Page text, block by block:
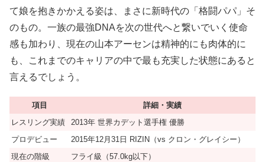
て娘を抱きかかえる姿は、まさに新時代の「格闘パパ」そ
のもの。一族の最強DNAを次の世代へと繋いでいく使命
感も加わり、現在の山本アーセンは精神的にも肉体的に
も、これまでのキャリアの中で最も充実した状態にあると
言えるでしょう。
項目
詳細・実績
レスリング実績
2013年 世界カデット選手権 優勝
プロデビュー
2015年12月31日 RIZIN（vs クロン・グレイシー）
現在の階級
フライ級（57.0kg以下）